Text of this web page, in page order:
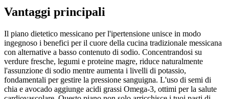
Vantaggi principali
Il piano dietetico messicano per l'ipertensione unisce in modo
ingegnoso i benefici per il cuore della cucina tradizionale messicana
con alternative a basso contenuto di sodio. Concentrandosi su
verdure fresche, legumi e proteine magre, riduce naturalmente
l'assunzione di sodio mentre aumenta i livelli di potassio,
fondamentali per gestire la pressione sanguigna. L'uso di semi di
chia e avocado aggiunge acidi grassi Omega-3, ottimi per la salute